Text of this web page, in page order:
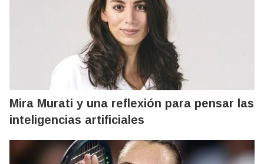
Mira Murati y una reflexión para pensar las
inteligencias artificiales